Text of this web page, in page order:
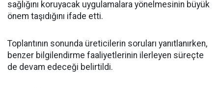
sağlığını koruyacak uygulamalara yönelmesinin büyük
önem taşıdığını ifade etti.
Toplantının sonunda üreticilerin soruları yanıtlanırken,
benzer bilgilendirme faaliyetlerinin ilerleyen süreçte
de devam edeceği belirtildi.